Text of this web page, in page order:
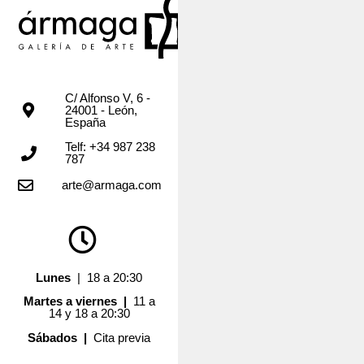
C/ Alfonso V, 6 -
24001 - León,
España
Telf: +34 987 238
787
arte@armaga.com
Lunes | 18 a 20:30
Martes a viernes | 11 a
14 y 18 a 20:30
Sábados |Cita previa